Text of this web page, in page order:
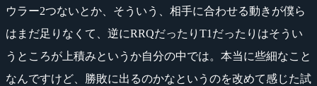
ウラー2つないとか、そういう、相手に合わせる動きが僕ら
はまだ足りなくて、逆にRRQだったりT1だったりはそうい
うところが上積みというか自分の中では。本当に些細なこと
なんですけど、勝敗に出るのかなというのを改めて感じた試